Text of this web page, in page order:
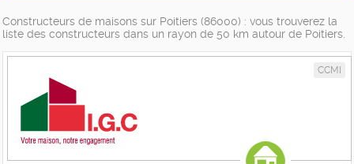
Constructeurs de maisons sur Poitiers (86000) : vous trouverez la
liste des constructeurs dans un rayon de 50 km autour de Poitiers.
CCMI